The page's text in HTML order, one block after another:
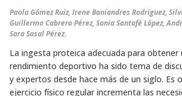
Paola Gómez Ruiz, Irene Baniandres Rodríguez,
Guillermo Cabrero Pérez, Sonia Santafé López,
Sara Sasal Pérez.
La ingesta proteica adecuada para
rendimiento deportivo ha sido tema de
y expertos desde hace más de un siglo. Es
ejercicio físico regular incrementa las